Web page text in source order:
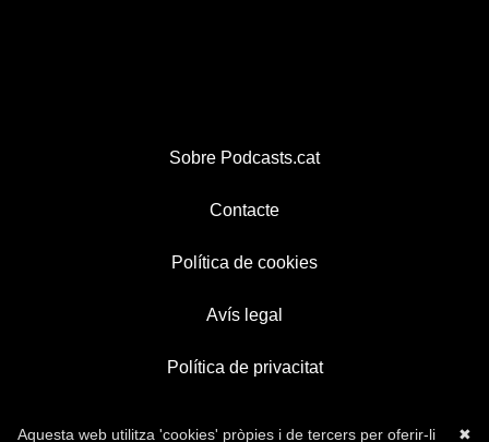
Sobre Podcasts.cat
Contacte
Política de cookies
Avís legal
Política de privacitat
✖
Aquesta web utilitza 'cookies' pròpies i de tercers per oferir-li